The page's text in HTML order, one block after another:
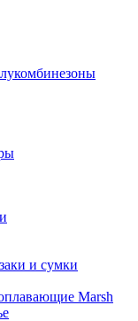
и сумки
Marsh